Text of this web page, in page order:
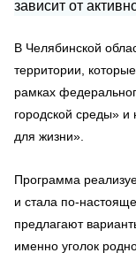
В Челябинской
территории,
рамках
городской среды» и
для жизни».
Программа
и стала по-
предлагают
именно уголок